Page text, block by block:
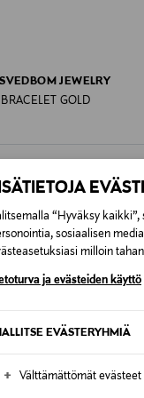
“Hyväksy
sosiaalisen
milloin
ja evästeiden käyttö
EVÄSTERYHMIÄ
+ Välttämättömät evästeet
JEWELRY
GOLD